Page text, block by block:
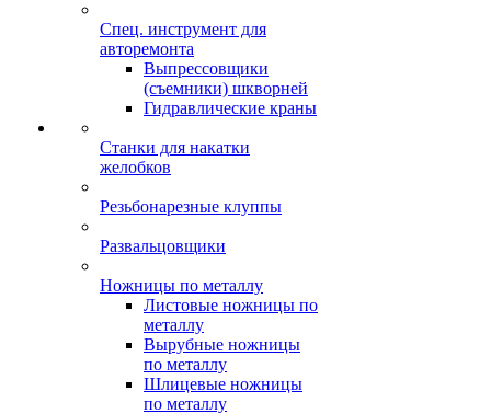
Спец. инструмент для
авторемонта
Выпрессовщики
(съемники) шкворней
Гидравлические краны
Станки для накатки
желобков
Резьбонарезные клуппы
Развальцовщики
Ножницы по металлу
Листовые ножницы по
металлу
Вырубные ножницы
по металлу
Шлицевые ножницы
по металлу